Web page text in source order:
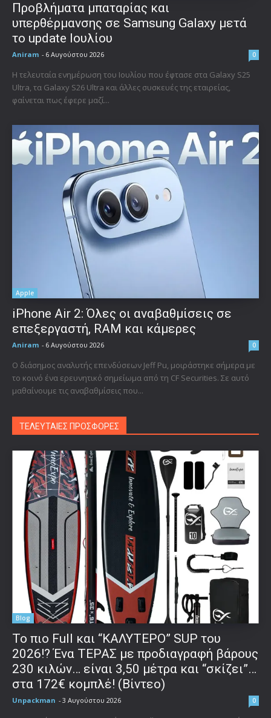
Προβλήματα μπαταρίας και
υπερθέρμανσης σε Samsung Galaxy μετά
το update Ιουλίου
Aniram - 6 Αυγούστου 2026 0
Η τελευταία ενημέρωση του Ιουλίου που έφτασε στα Galaxy S25
Ultra, τα Galaxy S26 Ultra και άλλες συσκευές της εταιρείας,
φαίνεται πως έφερε μαζί...
Apple
iPhone Air 2: Όλες οι αναβαθμίσεις σε
επεξεργαστή, RAM και κάμερες
Aniram - 6 Αυγούστου 2026 0
Ο διάσημος αναλυτής επενδύσεων Jeff Pu, μοιράστηκε σήμερα με
το κοινό ένα ερευνητικό σημείωμα από τη CF Securities. Σε αυτό
μαθαίνουμε τις αναβαθμίσεις που...
ΤΕΛΕΥΤΑΙΕΣ ΠΡΟΣΦΟΡΕΣ
Blog
To πιο Full και “ΚΑΛΥΤΕΡΟ” SUP του
2026!? Ένα ΤΕΡΑΣ με προδιαγραφή βάρους
230 κιλών… είναι 3,50 μέτρα και “σκίζει”…
στα 172€ κομπλέ! (Βίντεο)
Unpackman - 3 Αυγούστου 2026 0